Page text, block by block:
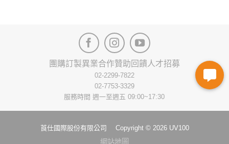
團購訂製異業合作贊助回饋人才招募
02-2299-7822
02-7753-3329
服務時間 週一至週五 09:00~17:30
莨仕國際股份有限公司 Copyright © 2026 UV100
網站地圖